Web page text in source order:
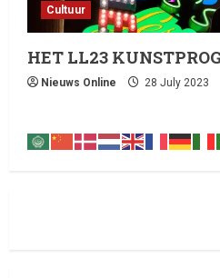
Cultuur
HET LL23
Nieuws Online 28 July 2023
4
Live
and DJ